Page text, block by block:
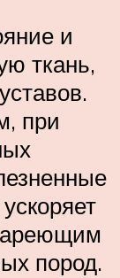
и
ткань,
при
пород.